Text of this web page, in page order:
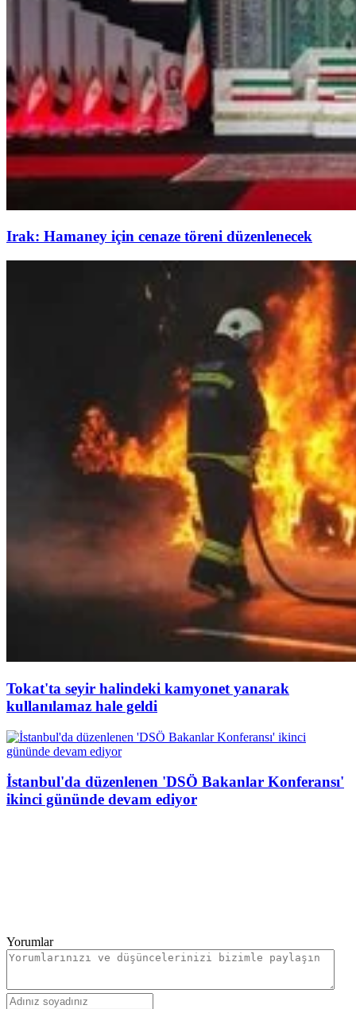
Irak: Hamaney için cenaze töreni düzenlenecek
Tokat'ta seyir halindeki kamyonet yanarak
kullanılamaz hale geldi
İstanbul'da düzenlenen 'DSÖ Bakanlar Konferansı'
ikinci gününde devam ediyor
Yorumlar